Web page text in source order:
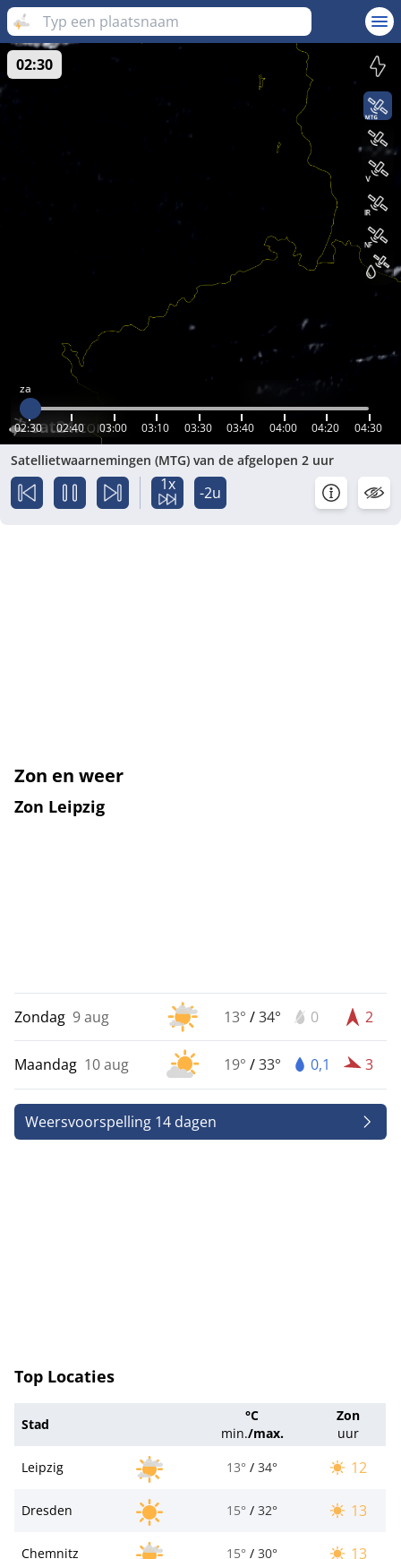
za
02:30 02:40 03:00 03:10 03:30 03:40 04:00 04:20 04:30
02:30
Satellietwaarnemingen (MTG) van de afgelopen 2 uur
1x -2u
Zon en weer
Zon Leipzig
Zondag 9 aug 13° /34° 0 2
Maandag 10 aug 19° /33° 0,1 3
Weersvoorspelling 14 dagen
Top Locaties
Stad
°C
min./max.
Zon
uur
Leipzig
13° / 34° 12
Dresden 15° / 32° 13
Chemnitz 15° / 30°
13